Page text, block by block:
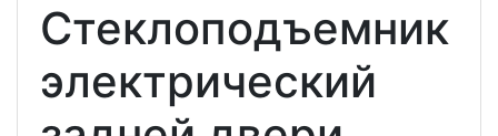
Стеклоподъемник
электрический